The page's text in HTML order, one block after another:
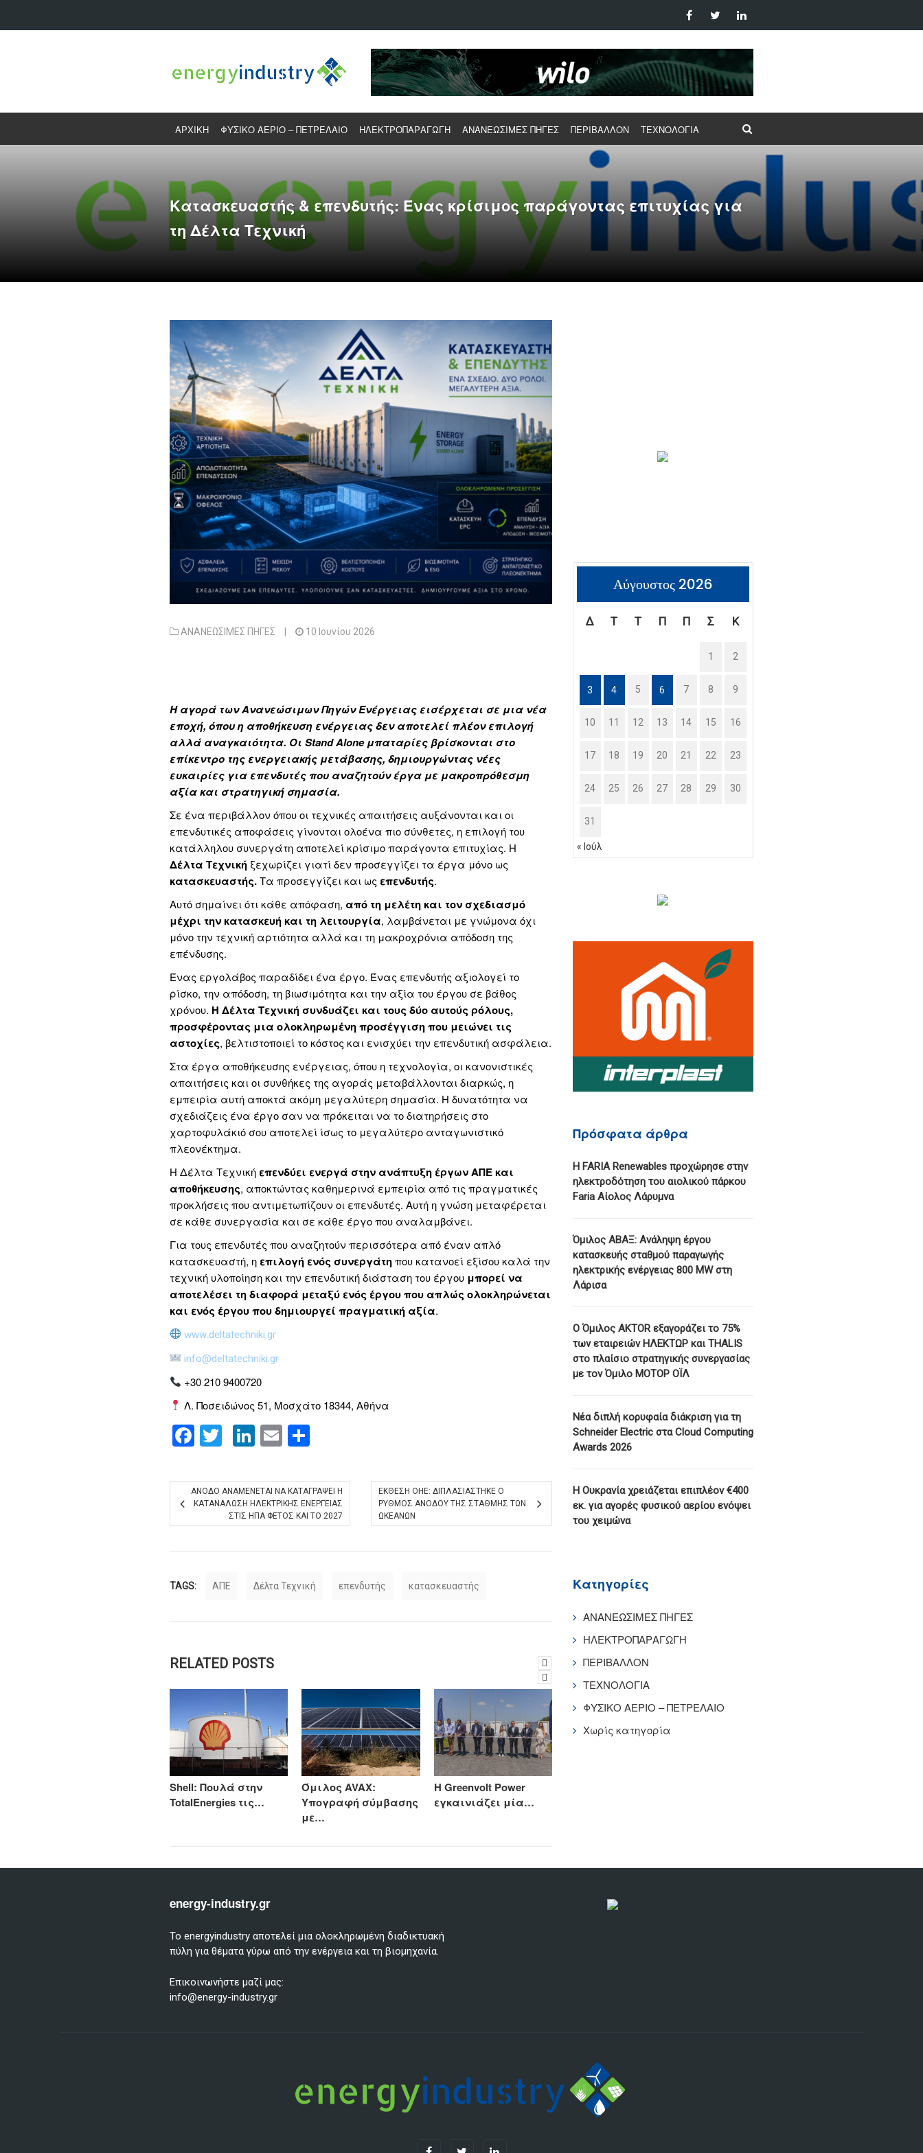
ΑΡΧΙΚΗ ΦΥΣΙΚΟ ΑΕΡΙΟ – ΠΕΤΡΕΛΑΙΟ ΗΛΕΚΤΡΟΠΑΡΑΓΩΓΗ ΑΝΑΝΕΩΣΙΜΕΣ ΠΗΓΕΣ ΠΕΡΙΒΑΛΛΟΝ ΤΕΧΝΟΛΟΓΙΑ
Κατασκευαστής & επενδυτής: Ένας κρίσιμος παράγοντας επιτυχίας για
τη Δέλτα Τεχνική
ΑΝΑΝΕΩΣΙΜΕΣ ΠΗΓΕΣ | 10 Ιουνίου 2026
Η αγορά των Ανανεώσιμων Πηγών Ενέργειας εισέρχεται σε μια νέα
εποχή, όπου η αποθήκευση ενέργειας δεν αποτελεί πλέον επιλογή
αλλά αναγκαιότητα. Οι StandAloneμπαταρίες βρίσκονται στο
επίκεντρο της ενεργειακής μετάβασης, δημιουργώντας νέες
ευκαιρίες για επενδυτές που αναζητούν έργα με μακροπρόθεσμη
αξία και στρατηγική σημασία.
Σε ένα περιβάλλον όπου οι τεχνικές απαιτήσεις αυξάνονται και οι
επενδυτικές αποφάσεις γίνονται ολοένα πιο σύνθετες, η επιλογή του
κατάλληλου συνεργάτη αποτελεί κρίσιμο παράγοντα επιτυχίας. Η
Δέλτα Τεχνική ξεχωρίζει γιατί δεν προσεγγίζει τα έργα μόνο ως
κατασκευαστής.Τα προσεγγίζει και ως επενδυτής.
Αυτό σημαίνει ότι κάθε απόφαση, από τη μελέτη και τον σχεδιασμό
μέχρι την κατασκευή και τη λειτουργία, λαμβάνεται με γνώμονα όχι
μόνο την τεχνική αρτιότητα αλλά και τη μακροχρόνια απόδοση της
επένδυσης.
Ένας εργολάβος παραδίδει ένα έργο. Ένας επενδυτής αξιολογεί το
ρίσκο, την απόδοση, τη βιωσιμότητα και την αξία του έργου σε βάθος
χρόνου. Η Δέλτα Τεχνική συνδυάζει και τους δύο αυτούς ρόλους,
προσφέροντας μια ολοκληρωμένη προσέγγιση που μειώνει τις
αστοχίες, βελτιστοποιεί το κόστος και ενισχύει την επενδυτική ασφάλεια.
Στα έργα αποθήκευσης ενέργειας, όπου η τεχνολογία, οι κανονιστικές
απαιτήσεις και οι συνθήκες της αγοράς μεταβάλλονται διαρκώς, η
εμπειρία αυτή αποκτά ακόμη μεγαλύτερη σημασία. Η δυνατότητα να
σχεδιάζεις ένα έργο σαν να πρόκειται να το διατηρήσεις στο
χαρτοφυλάκιό σου αποτελεί ίσως το μεγαλύτερο ανταγωνιστικό
πλεονέκτημα.
Η Δέλτα Τεχνική επενδύει ενεργά στην ανάπτυξη έργων ΑΠΕ και
αποθήκευσης, αποκτώντας καθημερινά εμπειρία από τις πραγματικές
προκλήσεις που αντιμετωπίζουν οι επενδυτές. Αυτή η γνώση μεταφέρεται
σε κάθε συνεργασία και σε κάθε έργο που αναλαμβάνει.
Για τους επενδυτές που αναζητούν περισσότερα από έναν απλό
κατασκευαστή, η επιλογή ενός συνεργάτηπου κατανοεί εξίσου καλά την
τεχνική υλοποίηση και την επενδυτική διάσταση του έργου μπορεί να
αποτελέσει τη διαφορά μεταξύ ενός έργου που απλώς ολοκληρώνεται
και ενός έργου που δημιουργεί πραγματική αξία.
www.deltatechniki .gr
info@deltatechniki.gr
+30 210 9400720
Λ. Ποσειδώνος 51, Μοσχάτο 18344, Αθήνα
Facebook
TwitterLinkedIn
Email
ΑΝΟΔΟ ΑΝΑΜΕΝΕΤΑΙ ΝΑ ΚΑΤΑΓΡΑΨΕΙ Η
ΚΑΤΑΝΑΛΩΣΗ ΗΛΕΚΤΡΙΚΗΣ ΕΝΕΡΓΕΙΑΣ
ΣΤΙΣ ΗΠΑ ΦΕΤΟΣ ΚΑΙ ΤΟ 2027
ΕΚΘΕΣΗ ΟΗΕ: ΔΙΠΛΑΣΙΑΣΤΗΚΕ Ο
ΡΥΘΜΟΣ ΑΝΟΔΟΥ ΤΗΣ ΣΤΑΘΜΗΣ ΤΩΝ
ΩΚΕΑΝΩΝ
TAGS: ΑΠΕ Δέλτα Τεχνική επενδυτής κατασκευαστής
RELATED POSTS
Shell: Πουλά στην
TotalEnergies τις…
Όμιλος AVAX:
Υπογραφή σύμβασης
με…
Η Greenvolt Power
εγκαινιάζει μία…
Αύγουστος 2026
Δ Τ Τ Π Π Σ Κ
1 2
3 4 5 6 7 8 9
10 11 12 13 14 15 16
17 18 19 20 21 22 23
24 25 26 27 28 29 30
31
« Ιούλ
Πρόσφατα άρθρα
Η FARIA Renewables προχώρησε στην
ηλεκτροδότηση του αιολικού πάρκου
Faria Αίολος Λάρυμνα
Όμιλος ΑΒΑΞ: Ανάληψη έργου
κατασκευής σταθμού παραγωγής
ηλεκτρικής ενέργειας 800 ΜW στη
Λάρισα
Ο Όμιλος AKTOR εξαγοράζει το 75%
των εταιρειών ΗΛΕΚΤΩΡ και THALIS
στο πλαίσιο στρατηγικής συνεργασίας
με τον Όμιλο ΜΟΤΟΡ ΟΪΛ
Νέα διπλή κορυφαία διάκριση για τη
Schneider Electric στα Cloud Computing
Awards 2026
Η Ουκρανία χρειάζεται επιπλέον €400
εκ. για αγορές φυσικού αερίου ενόψει
του χειμώνα
Kατηγορίες
ΑΝΑΝΕΩΣΙΜΕΣ ΠΗΓΕΣ
ΗΛΕΚΤΡΟΠΑΡΑΓΩΓΗ
ΠΕΡΙΒΑΛΛΟΝ
ΤΕΧΝΟΛΟΓΙΑ
ΦΥΣΙΚΟ ΑΕΡΙΟ – ΠΕΤΡΕΛΑΙΟ
Χωρίς κατηγορία
energy-industry.gr
Το energyindustry αποτελεί μια ολοκληρωμένη διαδικτυακή
πύλη για θέματα γύρω από την ενέργεια και τη βιομηχανία.
Επικοινωνήστε μαζί μας:
info@energy-industry.gr